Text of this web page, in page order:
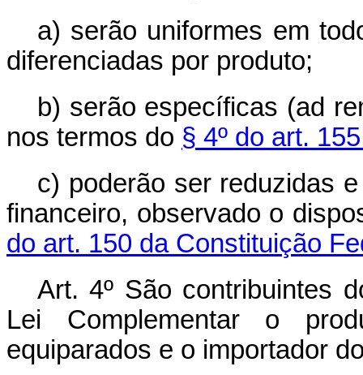
a) serão uniformes em
diferenciadas por produto;
b) serão específicas (ad
nos termos do § 4º do art.
c) poderão ser reduzidas
financeiro, observado o
do art. 150 da Constituição
Art. 4º São contribuintes
Lei Complementar o
equiparados e o importador